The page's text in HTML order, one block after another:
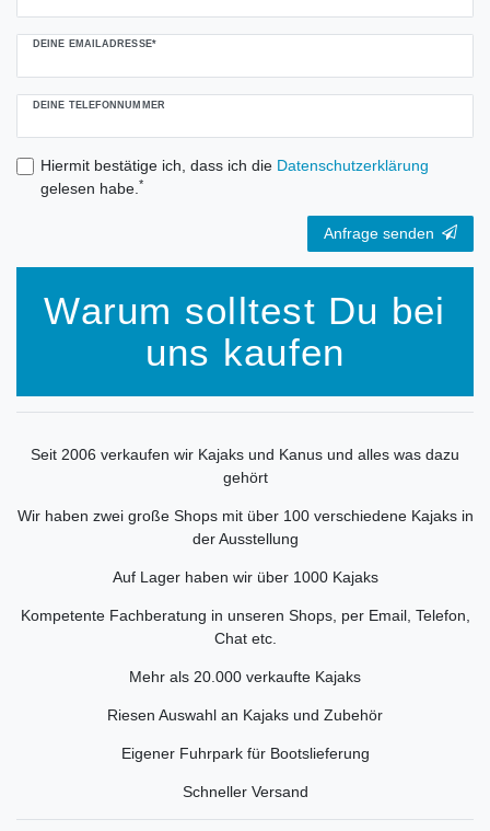
DEINE EMAILADRESSE*
DEINE TELEFONNUMMER
Hiermit bestätige ich, dass ich die Daten­schutz­erklärung
gelesen habe.*
Anfrage senden
Warum solltest Du bei
uns kaufen
Seit 2006 verkaufen wir Kajaks und Kanus und alles was dazu
gehört
Wir haben zwei große Shops mit über 100 verschiedene Kajaks in
der Ausstellung
Auf Lager haben wir über 1000 Kajaks
Kompetente Fachberatung in unseren Shops, per Email, Telefon,
Chat etc.
Mehr als 20.000 verkaufte Kajaks
Riesen Auswahl an Kajaks und Zubehör
Eigener Fuhrpark für Bootslieferung
Schneller Versand